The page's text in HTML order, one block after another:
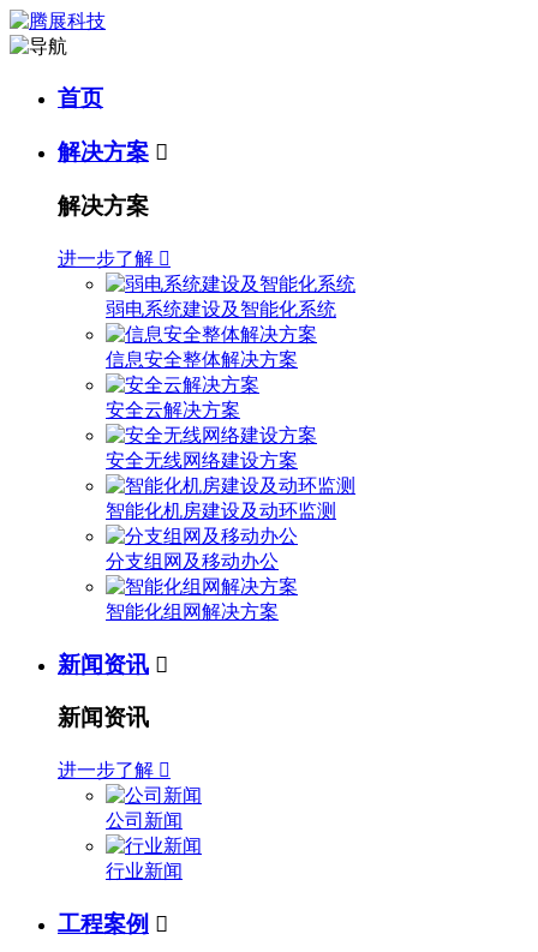
首页
解决方案 
解决方案
进一步了解 
弱电系统建设及智能化系统
信息安全整体解决方案
安全云解决方案
安全无线网络建设方案
智能化机房建设及动环监测
分支组网及移动办公
智能化组网解决方案
新闻资讯 
新闻资讯
进一步了解 
公司新闻
行业新闻
工程案例 